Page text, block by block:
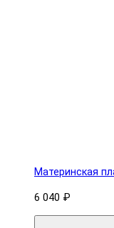
Материнская
6 040 ₽